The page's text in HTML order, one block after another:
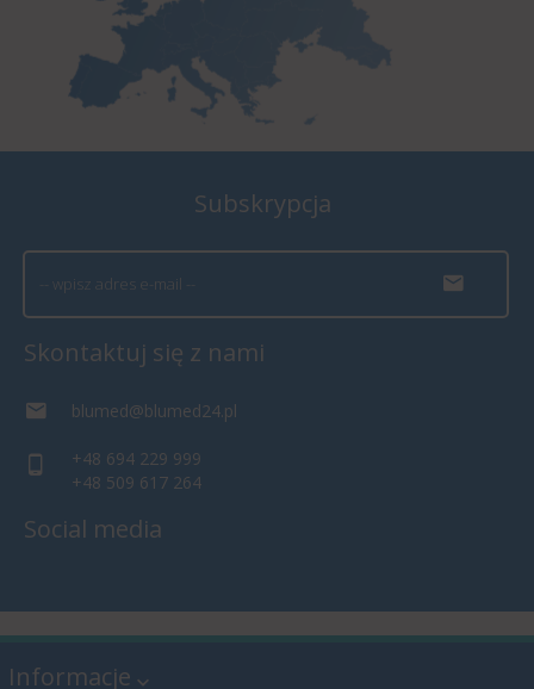
Subskrypcja
Skontaktuj się z nami
blumed@blumed24.pl
+48 694 229 999
+48 509 617 264
Social media
Informacje